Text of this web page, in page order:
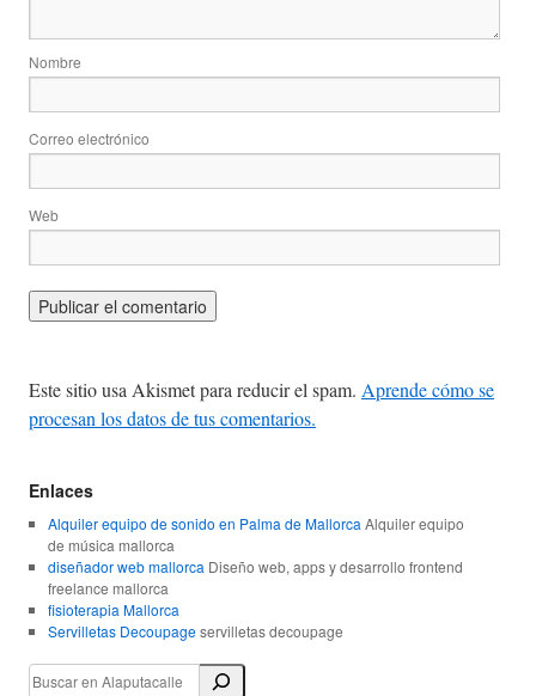
Nombre
Correo electrónico
Web
Este sitio usa Akismet para reducir el spam. Aprende cómo se
procesan los datos de tus comentarios.
Enlaces
Alquiler equipo de sonido en Palma de Mallorca Alquiler equipo
de música mallorca
diseñador web mallorca Diseño web, apps y desarrollo frontend
freelance mallorca
fisioterapia Mallorca
Servilletas Decoupageservilletas decoupage